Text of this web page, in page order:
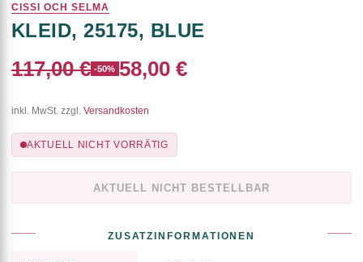
CISSI OCH SELMA
KLEID, 25175, BLUE
117,00 € -50% 58,00 €
inkl. MwSt. zzgl. Versandkosten
AKTUELL NICHT VORRÄTIG
AKTUELL NICHT BESTELLBAR
ZUSATZINFORMATIONEN